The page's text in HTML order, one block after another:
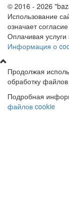
© 2016 - 2026
Использование
означает
Оплачивая
Информация о
Продолжая
обработку
Подробная
файлов cookie